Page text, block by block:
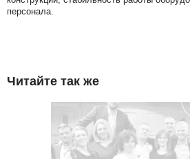
персонала.
Читайте так же